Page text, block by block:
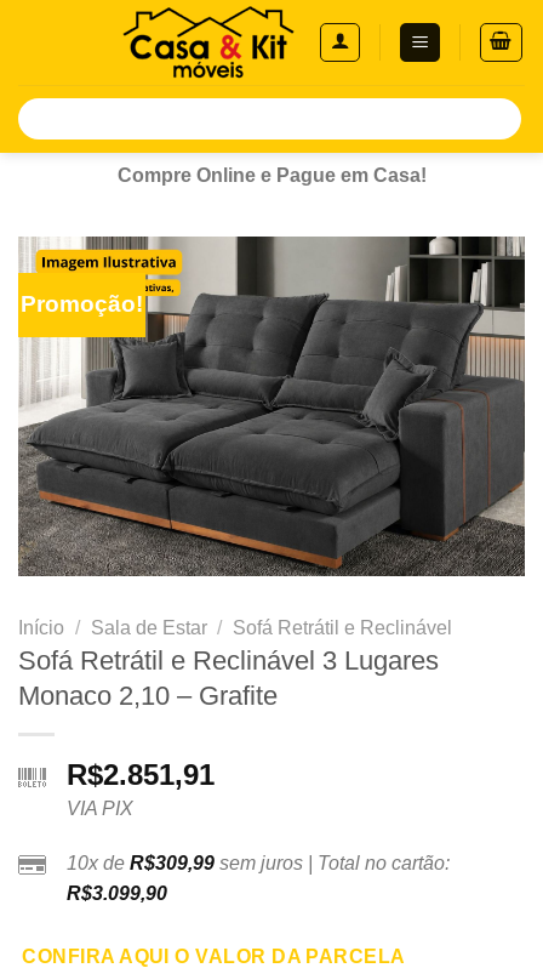
Pesquisar
por:
Compre Online e Pague em Casa!
Promoção!
Início / Sala de Estar / Sofá Retrátil e Reclinável
Sofá Retrátil e Reclinável 3 Lugares
Monaco 2,10 – Grafite
R$2.851,91
VIA PIX
10x de R$309,99 sem juros | Total no cartão:
R$3.099,90
CONFIRA AQUI O VALOR DA PARCELA